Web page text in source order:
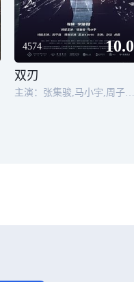
4574 10.0
双刃
主演：张集骏,马小宇,周子歆,业文,于谦,丛鑫